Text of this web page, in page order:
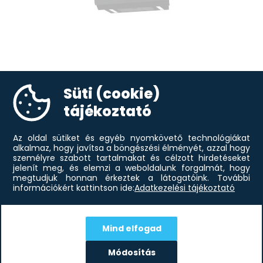
elszívó
93 941
Süti (cookie)
tájékoztató
Az oldal sütiket és egyéb nyomkövető technológiákat
alkalmaz, hogy javítsa a böngészési élményét, azzal hogy
személyre szabott tartalmakat és célzott hirdetéseket
jelenít meg, és elemzi a weboldalunk forgalmát, hogy
megtudjuk honnan érkeztek a látogatóink.
További
információkért kattintson ide:Adatkezelési tájékoztató
Mind elfogad
Módosítás